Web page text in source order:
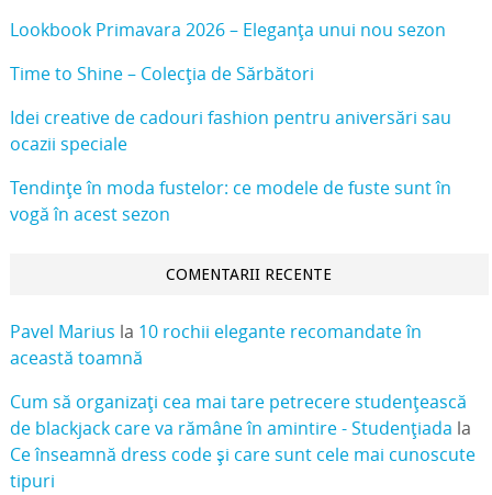
Lookbook Primavara 2026 – Eleganța unui nou sezon
Time to Shine – Colecția de Sărbători
Idei creative de cadouri fashion pentru aniversări sau
ocazii speciale
Tendințe în moda fustelor: ce modele de fuste sunt în
vogă în acest sezon
COMENTARII RECENTE
Pavel Marius la 10 rochii elegante recomandate în
această toamnă
Cum să organizați cea mai tare petrecere studențească
de blackjack care va rămâne în amintire - Studențiada la
Ce înseamnă dress code și care sunt cele mai cunoscute
tipuri